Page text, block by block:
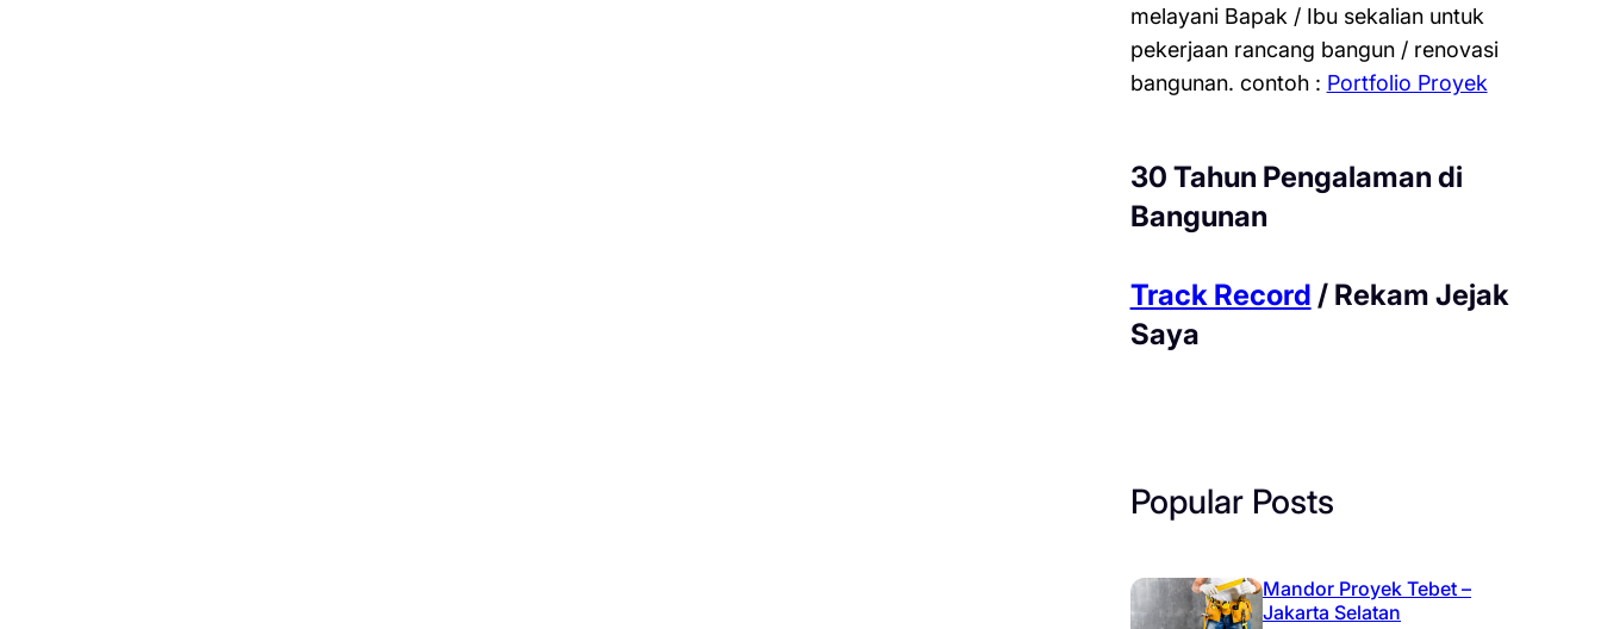
melayani Bapak / Ibu sekalian untuk
pekerjaan rancang bangun / renovasi
bangunan. contoh : Portfolio Proyek
30 Tahun Pengalaman di
Bangunan
Track Record / Rekam Jejak
Saya
Popular Posts
Mandor Proyek Tebet –
Jakarta Selatan